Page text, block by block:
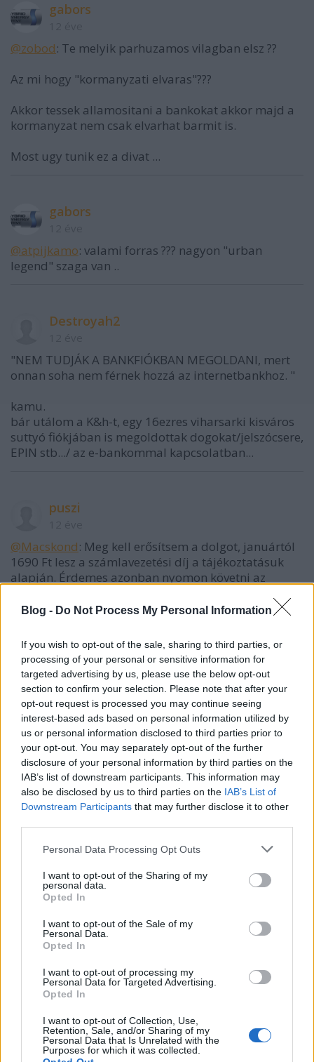
Blog - Do Not Process My Personal Information
If you wish to opt-out of the sale, sharing to third parties, or
processing of your personal or sensitive information for
targeted advertising by us, please use the below opt-out
section to confirm your selection. Please note that after your
opt-out request is processed you may continue seeing
interest-based ads based on personal information utilized by
us or personal information disclosed to third parties prior to
your opt-out. You may separately opt-out of the further
disclosure of your personal information by third parties on the
IAB’s list of downstream participants. This information may
also be disclosed by us to third parties on the IAB’s List of
Downstream Participants that may further disclose it to other
Please note that this website/app uses one or more Google
not limited to your visit or usage behaviour. You may click to
grant or deny consent to Google and its third-party tags to
use your data for below specified purposes in below Google
consent section.
Personal Data Processing Opt Outs
I want to opt-out of the Sharing of my
personal data.
Opted In
I want to opt-out of the Sale of my
Personal Data.
Opted In
I want to opt-out of processing my
Personal Data for Targeted Advertising.
Opted In
I want to opt-out of Collection, Use,
Retention, Sale, and/or Sharing of my
Personal Data that Is Unrelated with the
Purposes for which it was collected.
gabors
@zobod: Te melyik parhuzamos vilagban elsz ??
Az mi hogy "kormanyzati elvaras"???
Akkor tessek allamositani a bankokat akkor majd a
kormanyzat nem csak elvarhat barmit is.
Most ugy tunik ez a divat ...
gabors
@atpijkamo: valami forras ??? nagyon "urban
legend" szaga van ..
Destroyah2
"NEM TUDJÁK A BANKFIÓKBAN MEGOLDANI, mert
onnan soha nem férnek hozzá az internetbankhoz. "
kamu.
bár utálom a K&h-t, egy 16ezres viharsarki kisváros
suttyó fiókjában is megoldottak dogokat/jelszócsere,
EPIN stb.../ az e-bankommal kapcsolatban...
puszi
@Macskond: Meg kell erősítsem a dolgot, januártól
1690 Ft lesz a számlavezetési díj a tájékoztatásuk
alapján. Érdemes azonban nyomon követni az
augusztusban nyitottuk náluk a Start számlánkat,
bankkártyát, havi egy ingyenes kártyás pénzkivétet,
és havi 5 bankon kívüli átutalást ingyen, bankon
belül korlátlanul ingyenes átutalást. A bankadó
bevezetése nyomán a számlavezetési díj emelkedett
790-re, majd idén (talán februárban) 990-re, és
szeptembertől 3690-re, mert az eddigi brutál
bankadót nem fedezte a számlavezetési költség a
szolgáltatások biztosítása esetén. Itt cégekről
beszélünk, ahol potenciálisan milliók átutalása
történik akár havonta ötször a csomagban foglalva,
ha minden alkalommal csak egy milliós átutalást
tételezünk fel, akkor ennek adója 15000 Ft (jól
tudom, hogy 0,3%?) De ha csak 0,02%, akkor is
automaták kapacitása miatt 500000 Ft lehet max,
de az is 3000 Ft-os bankadót jelent 0,6%-os adóval
számolva. Persze, ha valakinek nincs forgalma, és
nem bevételez-kiad, akkor lehet, hogy ezt nem
használja ki, de máshol sem kapja meg a hasonló
szolgáltatást sokkal olcsóbban. Mi egyelőre bízunk
abban, hogy visszamegy a számlavezetési díj
sem találtunk jobb ajánlatot.
atpijkamo
12 éve